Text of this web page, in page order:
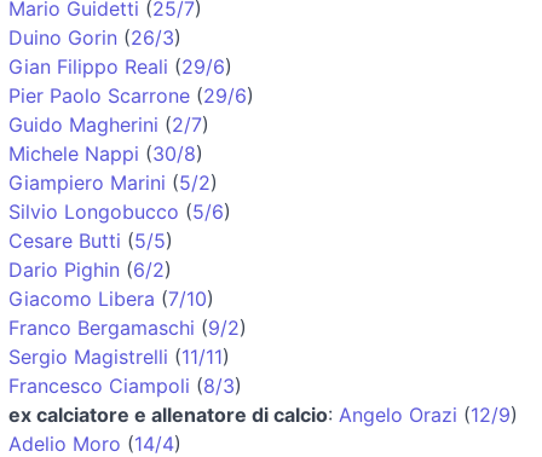
Mario Guidetti (25/7)
Duino Gorin (26/3)
Gian Filippo Reali (29/6)
Pier Paolo Scarrone (29/6)
Guido Magherini (2/7)
Michele Nappi (30/8)
Giampiero Marini (5/2)
Silvio Longobucco (5/6)
Cesare Butti (5/5)
Dario Pighin (6/2)
Giacomo Libera (7/10)
Franco Bergamaschi (9/2)
Sergio Magistrelli (11/11)
Francesco Ciampoli (8/3)
ex calciatore e allenatore di calcio: Angelo Orazi (12/9)
Adelio Moro (14/4)